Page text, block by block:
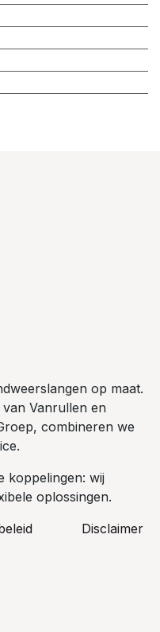
op maat.
Vanrullen en
combineren we
koppelingen: wij
oplossingen.
​Disclaimer